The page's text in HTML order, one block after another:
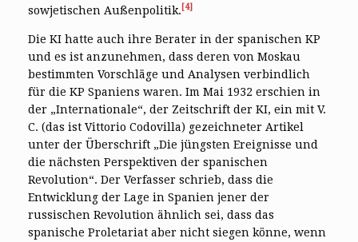
sowjetischen Außenpolitik.[4]
Die KI hatte auch ihre Berater in der spanischen KP
und es ist anzunehmen, dass deren von Moskau
bestimmten Vorschläge und Analysen verbindlich
für die KP Spaniens waren. Im Mai 1932 erschien in
der „Internationale“, der Zeitschrift der KI, ein mit V.
C. (das ist Vittorio Codovilla) gezeichneter Artikel
unter der Überschrift „Die jüngsten Ereignisse und
die nächsten Perspektiven der spanischen
Revolution“. Der Verfasser schrieb, dass die
Entwicklung der Lage in Spanien jener der
russischen Revolution ähnlich sei, dass das
spanische Proletariat aber nicht siegen könne, wenn